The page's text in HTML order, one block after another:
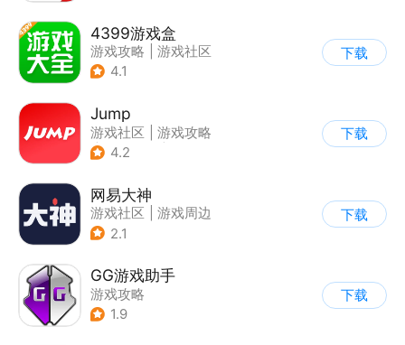
4399游戏盒
游戏攻略
游戏社区
4.1
下载
Jump
游戏社区
游戏攻略
| 游戏交易
4.2
下载
网易大神
游戏社区
游戏周边
2.1
下载
GG游戏助手
游戏攻略
1.9
下载